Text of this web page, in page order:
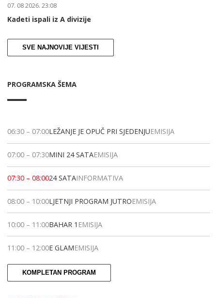
07. 08 2026. 23:08
Kadeti ispali iz A divizije
SVE NAJNOVIJE VIJESTI
PROGRAMSKA ŠEMA
06:30 – 07:00LEŽANJE JE OPUČ PRI SJEDENJUEMISIJA
07:00 – 07:30MINI 24 SATAEMISIJA
07:30 – 08:0024 SATAINFORMATIVA
08:00 – 10:00LJETNJI PROGRAM JUTROEMISIJA
10:00 – 11:00BAHAR 1 EMISIJA
11:00 – 12:00E GLAMEMISIJA
KOMPLETAN PROGRAM